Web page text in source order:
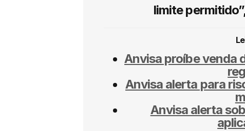
limite
Anvisa proíbe venda
Anvisa alerta para
Anvisa alerta